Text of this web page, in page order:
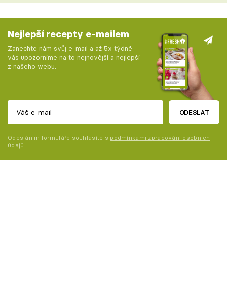
Nejlepší recepty e-mailem
Zanechte nám svůj e-mail a až 5x týdně
vás upozorníme na to nejnovější a nejlepší
z našeho webu.
ODESLAT
Odesláním formuláře souhlasíte s podmínkami zpracování osobních
údajů